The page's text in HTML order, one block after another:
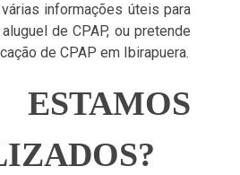
informações úteis para
de CPAP, ou pretende
de CPAP em Ibirapuera.